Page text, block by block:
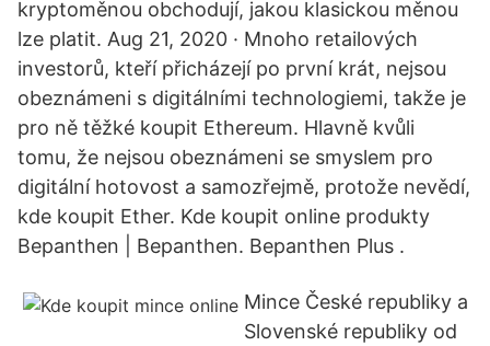
kryptoměnou obchodují, jakou klasickou měnou
lze platit. Aug 21, 2020 · Mnoho retailových
investorů, kteří přicházejí po první krát, nejsou
obeznámeni s digitálními technologiemi, takže je
pro ně těžké koupit Ethereum. Hlavně kvůli
tomu, že nejsou obeznámeni se smyslem pro
digitální hotovost a samozřejmě, protože nevědí,
kde koupit Ether. Kde koupit online produkty
Bepanthen | Bepanthen. Bepanthen Plus .
Mince České republiky a
Slovenské republiky od